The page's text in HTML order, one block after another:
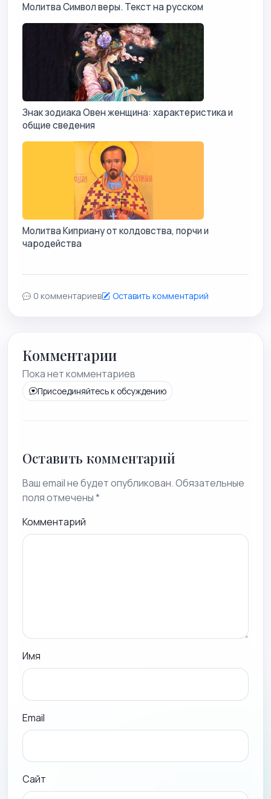
Молитва Символ веры. Текст на русском
Знак зодиака Овен женщина: характеристика и
общие сведения
Молитва Киприану от колдовства, порчи и
чародейства
0 комментариев Оставить комментарий
Комментарии
Пока нет комментариев
Присоединяйтесь к обсуждению
Оставить комментарий
Ваш email не будет опубликован. Обязательные
поля отмечены *
Комментарий
Имя
Email
Сайт